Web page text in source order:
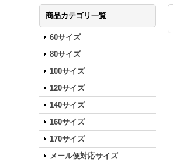
商品カテゴリ一覧
60サイズ
80サイズ
100サイズ
120サイズ
140サイズ
160サイズ
170サイズ
メール便対応サイズ